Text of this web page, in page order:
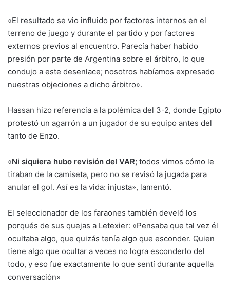
«El resultado se vio influido por factores internos en el
terreno de juego y durante el partido y por factores
externos previos al encuentro. Parecía haber habido
presión por parte de Argentina sobre el árbitro, lo que
condujo a este desenlace; nosotros habíamos expresado
nuestras objeciones a dicho árbitro».
Hassan hizo referencia a la polémica del 3-2, donde Egipto
protestó un agarrón a un jugador de su equipo antes del
tanto de Enzo.
«Ni siquiera hubo revisión del VAR; todos vimos cómo le
tiraban de la camiseta, pero no se revisó la jugada para
anular el gol. Así es la vida: injusta», lamentó.
El seleccionador de los faraones también develó los
porqués de sus quejas a Letexier: «Pensaba que tal vez él
ocultaba algo, que quizás tenía algo que esconder. Quien
tiene algo que ocultar a veces no logra esconderlo del
todo, y eso fue exactamente lo que sentí durante aquella
conversación»